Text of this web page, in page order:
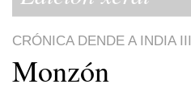
CRÓNICA DENDE A INDIA III
Monzón